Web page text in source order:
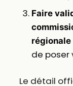
Faire
régionale
de poser
Le détail